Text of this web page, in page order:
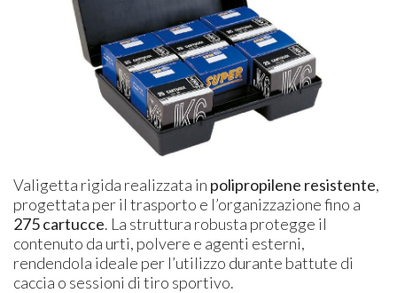
Valigetta rigida realizzata in polipropilene resistente,
progettata per il trasporto e l’organizzazione fino a
275 cartucce. La struttura robusta protegge il
contenuto da urti, polvere e agenti esterni,
rendendola ideale per l’utilizzo durante battute di
caccia o sessioni di tiro sportivo.